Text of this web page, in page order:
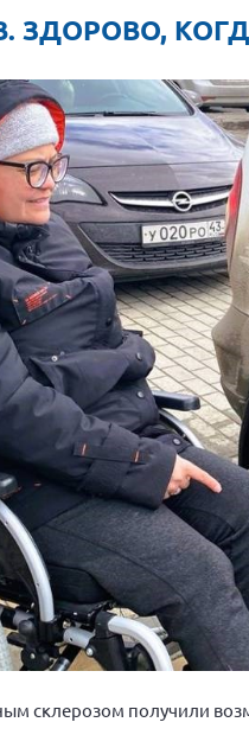
ЗДОРОВО,
склерозом получили